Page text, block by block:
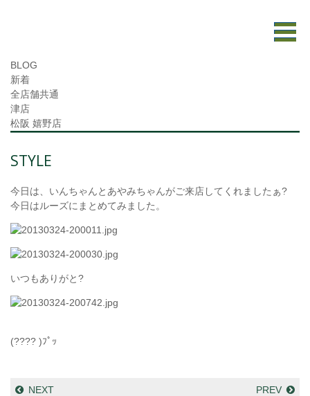
BLOG
新着
全店舗共通
津店
松阪 嬉野店
STYLE
今日は、いんちゃんとあやみちゃんがご来店してくれましたぁ?
今日はルーズにまとめてみました。
いつもありがと?
(???? )ﾌﾟｯ
NEXT PREV